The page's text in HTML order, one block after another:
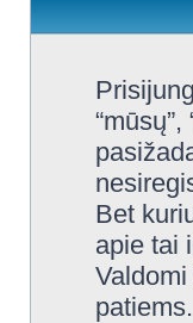
Bet
apie tai
patiems.